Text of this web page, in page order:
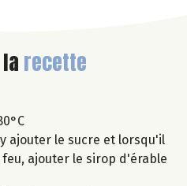
recette
ajouter le sucre et lorsqu'il
ajouter le sirop d'érable